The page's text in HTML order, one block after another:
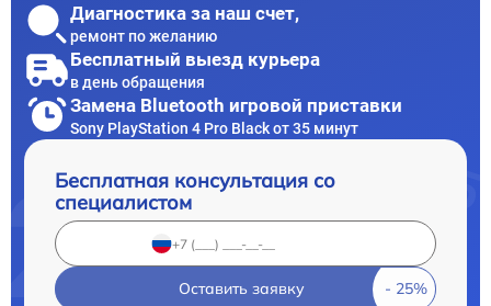
Диагностика за наш счет,
ремонт по желанию
Бесплатный выезд курьера
в день обращения
Замена Bluetooth игровой приставки
Sony PlayStation 4 Pro Black от 35 минут
Бесплатная консультация со
специалистом
Оставить заявку